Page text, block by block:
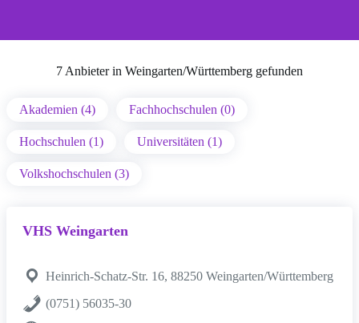
7 Anbieter in Weingarten/Württemberg gefunden
Akademien (4) Fachhochschulen (0)
Hochschulen (1) Universitäten (1)
Volkshochschulen (3)
VHS Weingarten
Heinrich-Schatz-Str. 16, 88250 Weingarten/Württemberg
(0751) 56035-30